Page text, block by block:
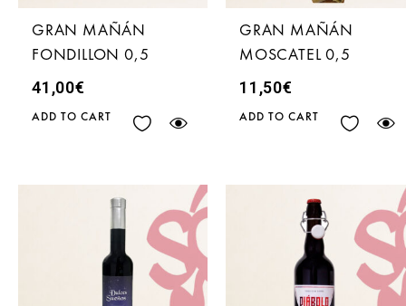
GRAN MAÑÁN
FONDILLON 0,5
41,00€
ADD TO CART
GRAN MAÑÁN
MOSCATEL 0,5
11,50€
ADD TO CART